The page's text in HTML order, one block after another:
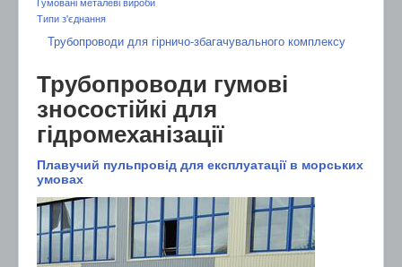
Типи з'єднання
Трубопроводи для гірничо-збагачувального комплексу
Трубопроводи гумові
зносостійкі для
гідромеханізації
Плавучий пульпровід для експлуатації в морських
умовах